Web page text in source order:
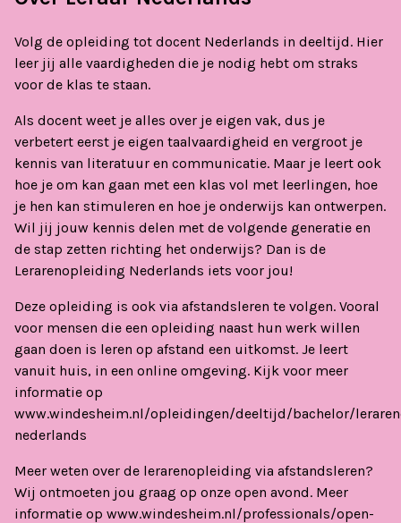
Volg de opleiding tot docent Nederlands in deeltijd. Hier
leer jij alle vaardigheden die je nodig hebt om straks
voor de klas te staan.
Als docent weet je alles over je eigen vak, dus je
verbetert eerst je eigen taalvaardigheid en vergroot je
kennis van literatuur en communicatie. Maar je leert ook
hoe je om kan gaan met een klas vol met leerlingen, hoe
je hen kan stimuleren en hoe je onderwijs kan ontwerpen.
Wil jij jouw kennis delen met de volgende generatie en
de stap zetten richting het onderwijs? Dan is de
Lerarenopleiding Nederlands iets voor jou!
Deze opleiding is ook via afstandsleren te volgen. Vooral
voor mensen die een opleiding naast hun werk willen
gaan doen is leren op afstand een uitkomst. Je leert
vanuit huis, in een online omgeving. Kijk voor meer
informatie op
www.windesheim.nl/opleidingen/deeltijd/bachelor/
nederlands
Meer weten over de lerarenopleiding via afstandsleren?
Wij ontmoeten jou graag op onze open avond. Meer
informatie op www.windesheim.nl/professionals/open-